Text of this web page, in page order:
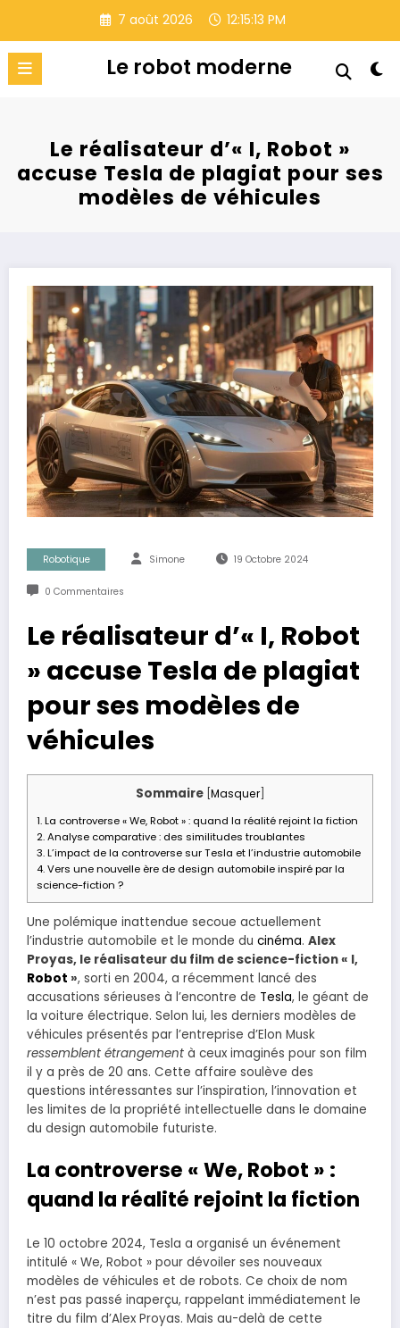
contenu
7 août 2026 12:15:14 PM
Le robot moderne
Le réalisateur d’« I, Robot »
accuse Tesla de plagiat pour ses
modèles de véhicules
Robotique Simone 19 Octobre 2024
0 Commentaires
Le réalisateur d’« I, Robot
» accuse Tesla de plagiat
pour ses modèles de
véhicules
Sommaire Masquer]
1.La controverse « We, Robot » : quand la réalité rejoint la fiction
2.Analyse comparative : des similitudes troublantes
3.L’impact de la controverse sur Tesla et l’industrie automobile
4.Vers une nouvelle ère de design automobile inspiré par la
science-fiction ?
Une polémique inattendue secoue actuellement
l’industrie automobile et le monde du cinéma. Alex
Proyas, le réalisateur du film de science-fiction « I,
Robot », sorti en 2004, a récemment lancé des
accusations sérieuses à l’encontre de Tesla, le géant de
la voiture électrique. Selon lui, les derniers modèles de
véhicules présentés par l’entreprise d’Elon Musk
ressemblent étrangement à ceux imaginés pour son film
il y a près de 20 ans. Cette affaire soulève des
questions intéressantes sur l’inspiration, l’innovation et
les limites de la propriété intellectuelle dans le domaine
du design automobile futuriste.
La controverse « We, Robot » :
quand la réalité rejoint la fiction
Le 10 octobre 2024, Tesla a organisé un événement
intitulé « We, Robot » pour dévoiler ses nouveaux
modèles de véhicules et de robots. Ce choix de nom
n’est pas passé inaperçu, rappelant immédiatement le
titre du film d’Alex Proyas. Mais au-delà de cette